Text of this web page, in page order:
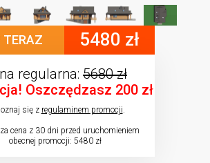
TERAZ 5480 zł
regularna: 5680 zł
Oszczędzasz 200 zł
się z regulaminem promocji
cena z 30 dni przed uruchomieniem
obecnej promocji: 5480 zł